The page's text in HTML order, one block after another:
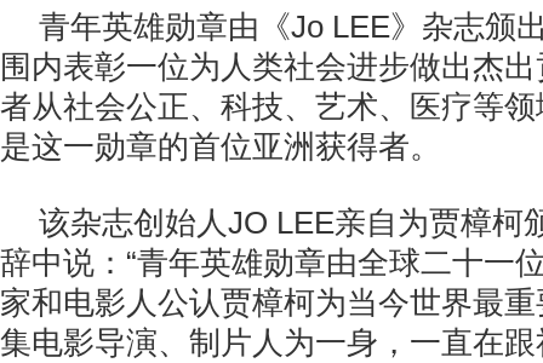
青年英雄勋章由《Jo LEE》杂志颁
围内表彰一位为人类社会进步做出杰
者从社会公正、科技、艺术、医疗等
是这一勋章的首位亚洲获得者。
该杂志创始人JO LEE亲自为贾樟柯
辞中说：“青年英雄勋章由全球二十一
家和电影人公认贾樟柯为当今世界最
集电影导演、制片人为一身，一直在